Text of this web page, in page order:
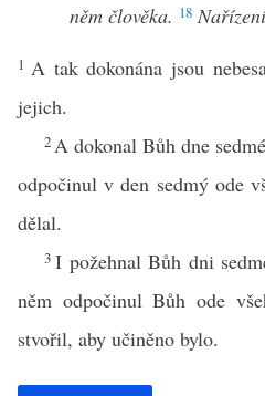
něm člověka. 18Nařízení
1 A tak dokonána jsou
jejich.
2A dokonal Bůh dne
odpočinul v den sedmý ode
dělal.
3I požehnal Bůh dni
něm odpočinul Bůh ode
stvořil, aby učiněno bylo.